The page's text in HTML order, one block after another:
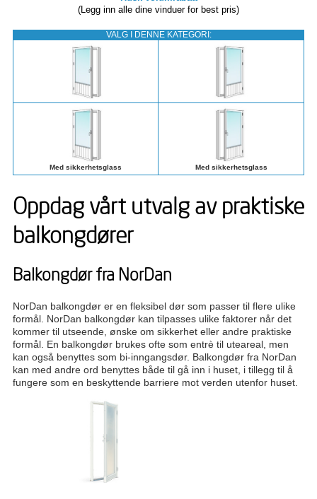
(Legg inn alle dine vinduer for best pris)
VALG I DENNE KATEGORI:
Med sikkerhetsglass Med sikkerhetsglass
Oppdag vårt utvalg av praktiske
balkongdører
Balkongdør fra NorDan
NorDan balkongdør er en fleksibel dør som passer til flere ulike
formål. NorDan balkongdør kan tilpasses ulike faktorer når det
kommer til utseende, ønske om sikkerhet eller andre praktiske
formål. En balkongdør brukes ofte som entrè til uteareal, men
kan også benyttes som bi-inngangsdør. Balkongdør fra NorDan
kan med andre ord benyttes både til gå inn i huset, i tillegg til å
fungere som en beskyttende barriere mot verden utenfor huset.